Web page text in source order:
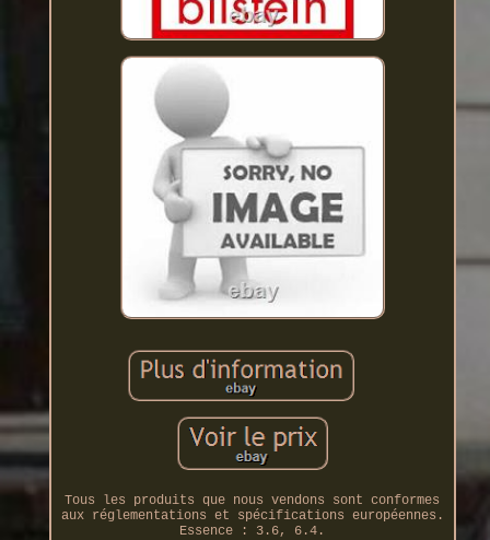
Tous les produits que nous vendons sont conformes
aux réglementations et spécifications européennes.
Essence : 3.6, 6.4.